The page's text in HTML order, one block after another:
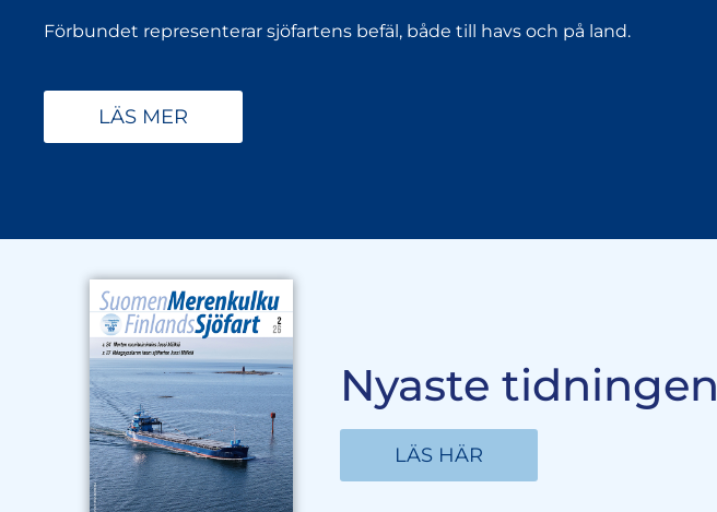
Förbundet representerar sjöfartens befäl, både till havs och på land.
LÄS MER
Nyaste tidningen
LÄS HÄR